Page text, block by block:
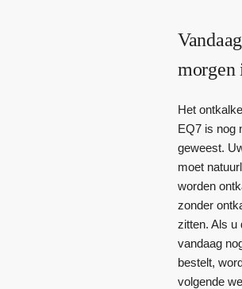
morgen
Het
EQ7 is nog
geweest.
moet
worden
zonder
zitten. Als u
vandaag
bestelt,
volgende